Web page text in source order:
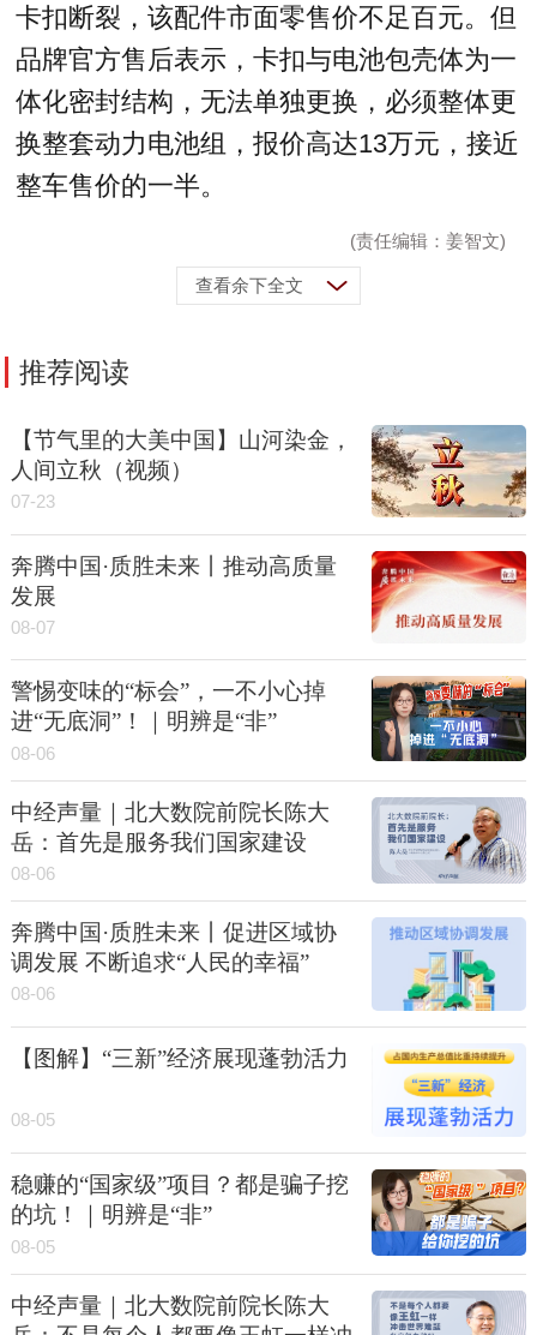
卡扣断裂，该配件市面零售价不足百元。但
品牌官方售后表示，卡扣与电池包壳体为一
体化密封结构，无法单独更换，必须整体更
换整套动力电池组，报价高达13万元，接近
整车售价的一半。
(责任编辑：姜智文)
查看余下全文
推荐阅读
【节气里的大美中国】山河染金，
人间立秋（视频）
07-23
奔腾中国·质胜未来丨推动高质量
发展
08-07
警惕变味的“标会”，一不小心掉
进“无底洞”！｜明辨是“非”
08-06
中经声量｜北大数院前院长陈大
岳：首先是服务我们国家建设
08-06
奔腾中国·质胜未来丨促进区域协
调发展 不断追求“人民的幸福”
08-06
【图解】“三新”经济展现蓬勃活力
08-05
稳赚的“国家级”项目？都是骗子挖
的坑！｜明辨是“非”
08-05
中经声量｜北大数院前院长陈大